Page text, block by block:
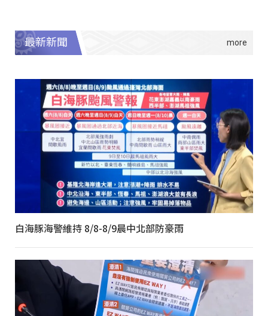
最新新聞
白海豚海警維持 8/8-8/9晨中北部防豪雨